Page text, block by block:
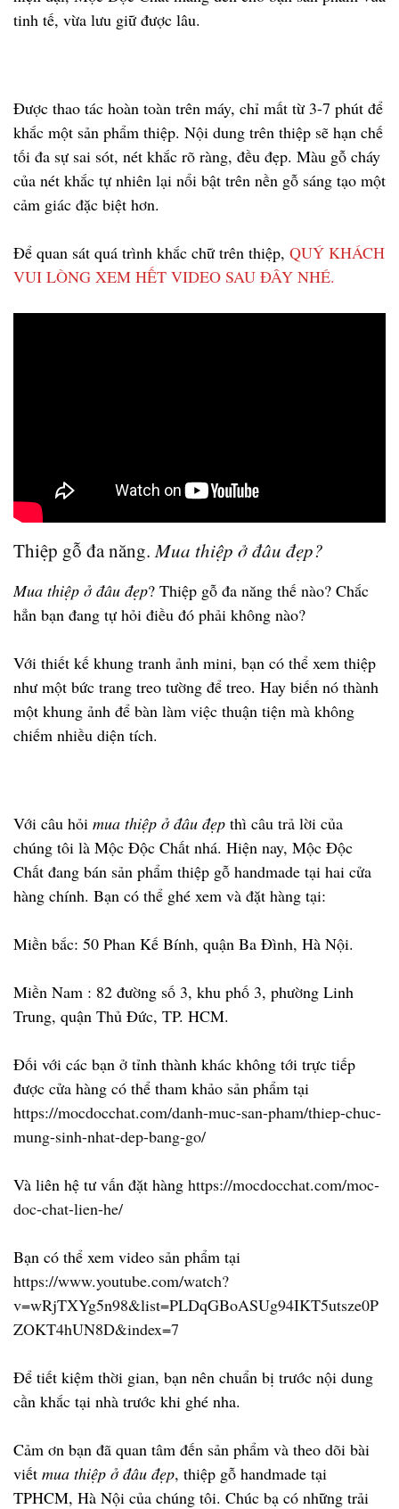
tinh tế, vừa lưu giữ được lâu.
Được thao tác hoàn toàn trên máy, chỉ mất từ 3-7 phút để
khắc một sản phẩm thiệp. Nội dung trên thiệp sẽ hạn chế
tối đa sự sai sót, nét khắc rõ ràng, đều đẹp. Màu gỗ cháy
của nét khắc tự nhiên lại nổi bật trên nền gỗ sáng tạo một
cảm giác đặc biệt hơn.
Để quan sát quá trình khắc chữ trên thiệp, QUÝ KHÁCH
VUI LÒNG XEM HẾT VIDEO SAU ĐÂY NHÉ.
Thiệp gỗ đa năng.Mua thiệp ở đâu đẹp?
Mua thiệp ở đâu đẹp? Thiệp gỗ đa năng thế nào? Chắc
hẳn bạn đang tự hỏi điều đó phải không nào?
Với thiết kế khung tranh ảnh mini, bạn có thể xem thiệp
như một bức trang treo tường để treo. Hay biến nó thành
một khung ảnh để bàn làm việc thuận tiện mà không
chiếm nhiều diện tích.
Với câu hỏi mua thiệp ở đâu đẹp thì câu trả lời của
chúng tôi là Mộc Độc Chất nhá. Hiện nay, Mộc Độc
Chất đang bán sản phẩm thiệp gỗ handmade tại hai cửa
hàng chính. Bạn có thể ghé xem và đặt hàng tại:
Miền bắc: 50 Phan Kế Bính, quận Ba Đình, Hà Nội.
Miền Nam : 82 đường số 3, khu phố 3, phường Linh
Trung, quận Thủ Đức, TP. HCM.
Đối với các bạn ở tỉnh thành khác không tới trực tiếp
được cửa hàng có thể tham khảo sản phẩm tại
https://mocdocchat.com/danh-muc-san-pham/thiep-chuc-
mung-sinh-nhat-dep-bang-go/
Và liên hệ tư vấn đặt hàng https://mocdocchat.com/moc-
doc-chat-lien-he/
Bạn có thể xem video sản phẩm tại
https://www.youtube.com/watch?
v=wRjTXYg5n98&list=PLDqGBoASUg94IKT5utsze0P
ZOKT4hUN8D&index=7
Để tiết kiệm thời gian, bạn nên chuẩn bị trước nội dung
cần khắc tại nhà trước khi ghé nha.
Cảm ơn bạn đã quan tâm đến sản phẩm và theo dõi bài
viết mua thiệp ở đâu đẹp, thiệp gỗ handmade tại
TPHCM, Hà Nội của chúng tôi. Chúc bạ có những trải